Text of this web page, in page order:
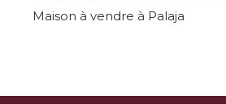
Maison à vendre à Palaja